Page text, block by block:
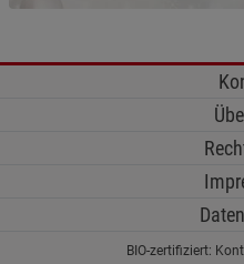
BIO-zertifiziert:
Marketing
Beschreibung Marketing
Cookie-